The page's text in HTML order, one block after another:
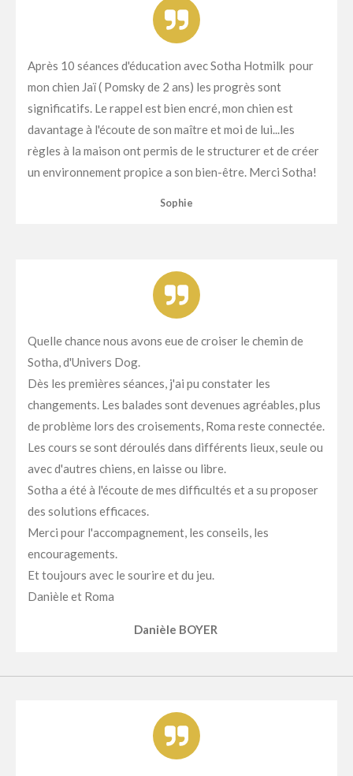
Après 10 séances d'éducation avec Sotha Hotmilk pour
mon chien Jaï ( Pomsky de 2 ans) les progrès sont
significatifs. Le rappel est bien encré, mon chien est
davantage à l'écoute de son maître et moi de lui...les
règles à la maison ont permis de le structurer et de créer
un environnement propice a son bien-être. Merci Sotha!
Sophie
Quelle chance nous avons eue de croiser le chemin de
Sotha, d'Univers Dog.
Dès les premières séances, j'ai pu constater les
changements. Les balades sont devenues agréables, plus
de problème lors des croisements, Roma reste connectée.
Les cours se sont déroulés dans différents lieux, seule ou
avec d'autres chiens, en laisse ou libre.
Sotha a été à l'écoute de mes difficultés et a su proposer
des solutions efficaces.
Merci pour l'accompagnement, les conseils, les
encouragements.
Et toujours avec le sourire et du jeu.
Danièle et Roma
Danièle BOYER